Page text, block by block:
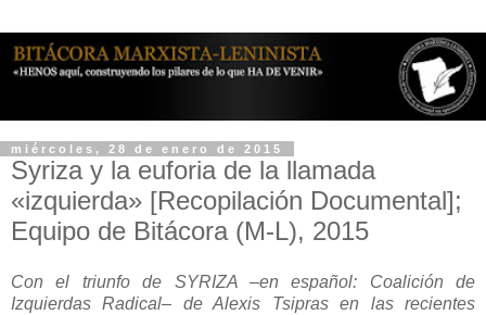
miércoles, 28 de enero de 2015
Syriza y la euforia de la llamada
«izquierda» [Recopilación Documental];
Equipo de Bitácora (M-L), 2015
Con el triunfo de SYRIZA –en español: Coalición de
Izquierdas Radical– de Alexis Tsipras en las recientes